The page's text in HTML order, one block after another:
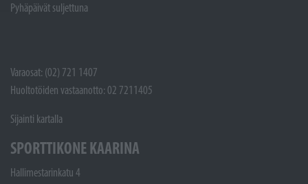
Pyhäpäivät suljettuna
Varaosat: (02) 721 1407
Huoltotöiden vastaanotto: 02 7211405
Sijainti kartalla
SPORTTIKONE KAARINA
Hallimestarinkatu 4